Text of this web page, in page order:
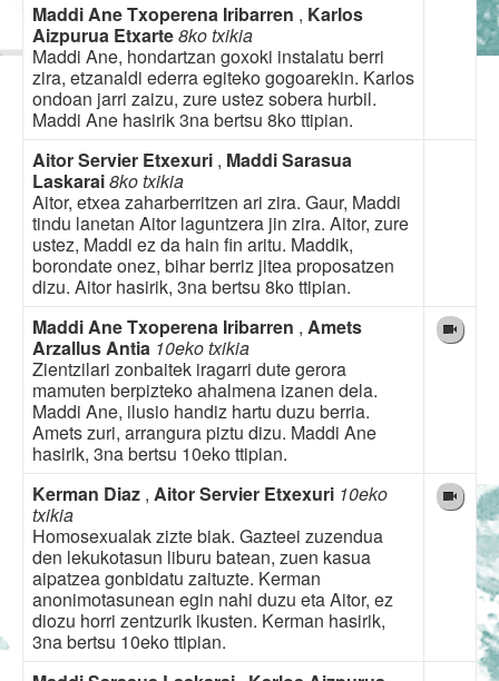
Maddi Ane Txoperena Iribarren , Karlos
Aizpurua Etxarte8ko txikia
Maddi Ane, hondartzan goxoki instalatu berri
zira, etzanaldi ederra egiteko gogoarekin. Karlos
ondoan jarri zaizu, zure ustez sobera hurbil.
Maddi Ane hasirik 3na bertsu 8ko ttipian.
Aitor Servier Etxexuri , Maddi Sarasua
Laskarai8ko txikia
Aitor, etxea zaharberritzen ari zira. Gaur, Maddi
tindu lanetan Aitor laguntzera jin zira. Aitor, zure
ustez, Maddi ez da hain fin aritu. Maddik,
borondate onez, bihar berriz jitea proposatzen
dizu. Aitor hasirik, 3na bertsu 8ko ttipian.
Maddi Ane Txoperena Iribarren , Amets
Arzallus Antia 10eko txikia
Zientzilari zonbaitek iragarri dute gerora
mamuten berpizteko ahalmena izanen dela.
Maddi Ane, ilusio handiz hartu duzu berria.
Amets zuri, arrangura piztu dizu. Maddi Ane
hasirik, 3na bertsu 10eko ttipian.
Kerman Diaz , Aitor Servier Etxexuri 10eko
txikia
Homosexualak zizte biak. Gazteei zuzendua
den lekukotasun liburu batean, zuen kasua
aipatzea gonbidatu zaituzte. Kerman
anonimotasunean egin nahi duzu eta Aitor, ez
diozu horri zentzurik ikusten. Kerman hasirik,
3na bertsu 10eko ttipian.